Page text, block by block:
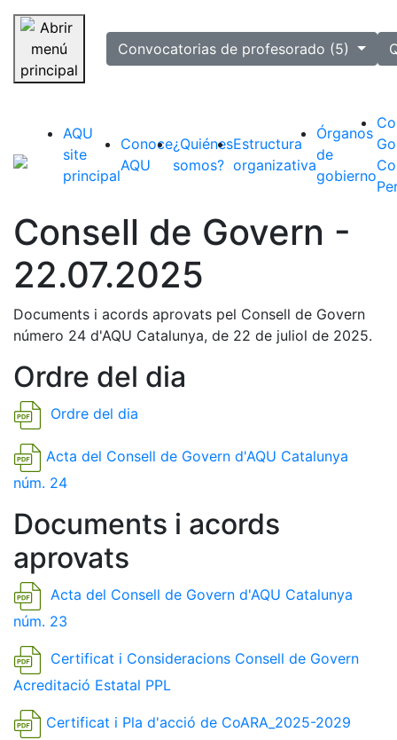
Saltar navegación
selectedConvocatorias de profesorado (5)
AQU
site
principal
Conoce
AQU
¿Quiénes
somos?
Estructura
organizativa
Órganos
de
gobierno
Consell de Govern -
22.07.2025
Documents i acords aprovats pel Consell de Govern
número 24 d'AQU Catalunya, de 22 de juliol de 2025.
Ordre del dia
Ordre del dia
Acta del Consell de Govern d'AQU Catalunya
núm. 24
Documents i acords
aprovats
Acta del Consell de Govern d'AQU Catalunya
núm. 23
Certificat i Consideracions Consell de Govern
Acreditació Estatal PPL
Certificat i Pla d'acció de CoARA_2025-2029